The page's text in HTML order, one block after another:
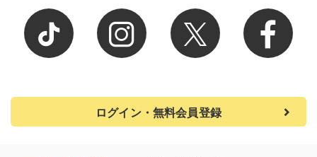
ログイン・無料会員登録